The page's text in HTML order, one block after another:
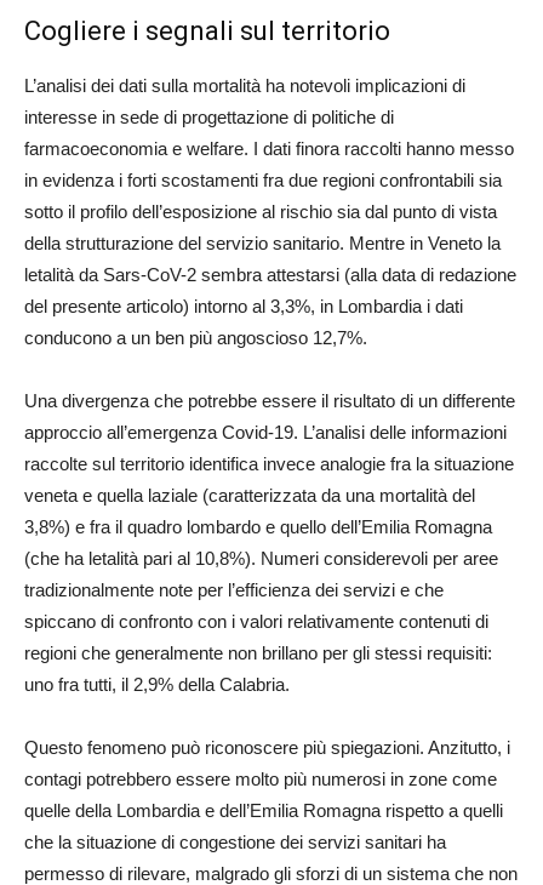
Cogliere i segnali sul territorio
L’analisi dei dati sulla mortalità ha notevoli implicazioni di
interesse in sede di progettazione di politiche di
farmacoeconomia e welfare. I dati finora raccolti hanno messo
in evidenza i forti scostamenti fra due regioni confrontabili sia
sotto il profilo dell’esposizione al rischio sia dal punto di vista
della strutturazione del servizio sanitario. Mentre in Veneto la
letalità da Sars-CoV-2 sembra attestarsi (alla data di redazione
del presente articolo) intorno al 3,3%, in Lombardia i dati
conducono a un ben più angoscioso 12,7%.
Una divergenza che potrebbe essere il risultato di un differente
approccio all’emergenza Covid-19. L’analisi delle informazioni
raccolte sul territorio identifica invece analogie fra la situazione
veneta e quella laziale (caratterizzata da una mortalità del
3,8%) e fra il quadro lombardo e quello dell’Emilia Romagna
(che ha letalità pari al 10,8%). Numeri considerevoli per aree
tradizionalmente note per l’efficienza dei servizi e che
spiccano di confronto con i valori relativamente contenuti di
regioni che generalmente non brillano per gli stessi requisiti:
uno fra tutti, il 2,9% della Calabria.
Questo fenomeno può riconoscere più spiegazioni. Anzitutto, i
contagi potrebbero essere molto più numerosi in zone come
quelle della Lombardia e dell’Emilia Romagna rispetto a quelli
che la situazione di congestione dei servizi sanitari ha
permesso di rilevare, malgrado gli sforzi di un sistema che non